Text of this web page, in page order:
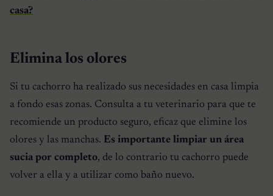
casa?
Elimina los olores
Si tu cachorro ha realizado sus necesidades en casa limpia
a fondo esas zonas. Consulta a tu veterinario para que te
recomiende un producto seguro, eficaz que elimine los
olores y las manchas. Es importante limpiar un área
sucia por completo, de lo contrario tu cachorro puede
volver a ella y a utilizar como baño nuevo.